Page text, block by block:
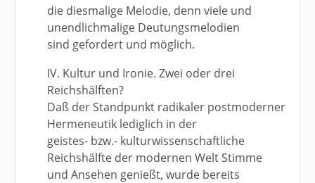
die diesmalige Melodie, denn viele und
unendlichmalige Deutungsmelodien
sind gefordert und möglich.
IV. Kultur und Ironie. Zwei oder drei
Reichshälften?
Daß der Standpunkt radikaler postmoderner
Hermeneutik lediglich in der
geistes- bzw.- kulturwissenschaftliche
Reichshälfte der modernen Welt Stimme
und Ansehen genießt, wurde bereits